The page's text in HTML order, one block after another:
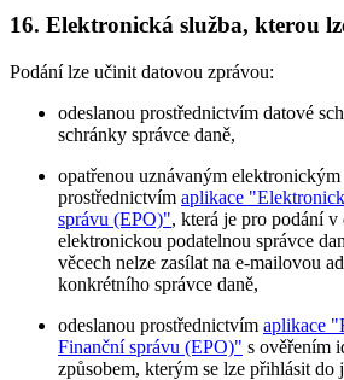
16. Elektronická služba, kterou
Podání lze učinit datovou zprávou:
odeslanou prostřednictvím datové
schránky správce daně,
opatřenou uznávaným elektronickým
prostřednictvím aplikace
správu (EPO)", která je pro podání v
elektronickou podatelnou správce
věcech nelze zasílat na e-mailovou
konkrétního správce daně,
odeslanou prostřednictvím aplikace
Finanční správu (EPO)" s ověřením
způsobem, kterým se lze přihlásit do